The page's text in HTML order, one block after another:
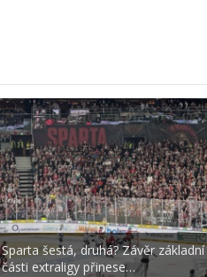
Sparta šestá, druhá? Závěr základní
části extraligy přinese…